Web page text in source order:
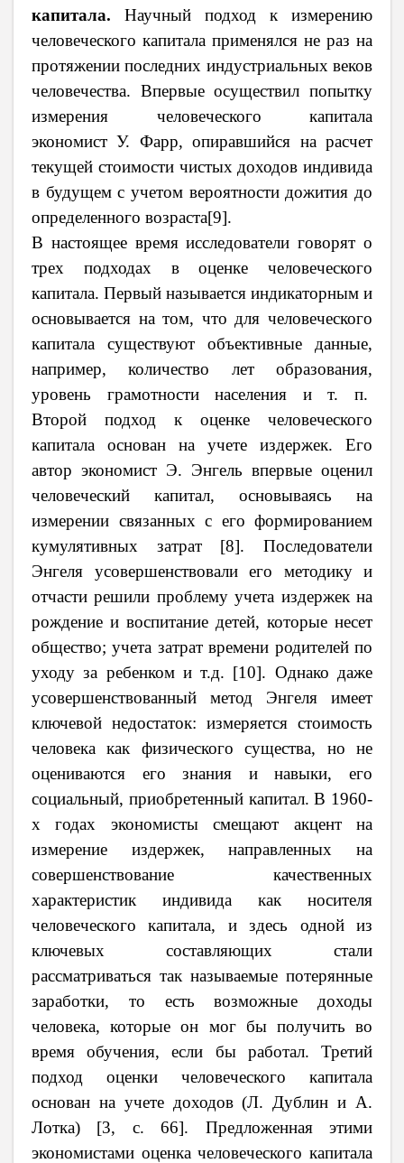
капитала. Научный подход к измерению
человеческого капитала применялся не раз на
протяжении последних индустриальных веков
человечества. Впервые осуществил попытку
измерения человеческого капитала
экономист У. Фарр, опиравшийся на расчет
текущей стоимости чистых доходов индивида
в будущем с учетом вероятности дожития до
определенного возраста[9].
В настоящее время исследователи говорят о
трех подходах в оценке человеческого
капитала. Первый называется индикаторным и
основывается на том, что для человеческого
капитала существуют объективные данные,
например, количество лет образования,
уровень грамотности населения и т. п.
Второй подход к оценке человеческого
капитала основан на учете издержек. Его
автор экономист Э. Энгель впервые оценил
человеческий капитал, основываясь на
измерении связанных с его формированием
кумулятивных затрат [8]. Последователи
Энгеля усовершенствовали его методику и
отчасти решили проблему учета издержек на
рождение и воспитание детей, которые несет
общество; учета затрат времени родителей по
уходу за ребенком и т.д. [10]. Однако даже
усовершенствованный метод Энгеля имеет
ключевой недостаток: измеряется стоимость
человека как физического существа, но не
оцениваются его знания и навыки, его
социальный, приобретенный капитал. В 1960-
х годах экономисты смещают акцент на
измерение издержек, направленных на
совершенствование качественных
характеристик индивида как носителя
человеческого капитала, и здесь одной из
ключевых составляющих стали
рассматриваться так называемые потерянные
заработки, то есть возможные доходы
человека, которые он мог бы получить во
время обучения, если бы работал. Третий
подход оценки человеческого капитала
основан на учете доходов (Л. Дублин и А.
Лотка) [3, с. 66]. Предложенная этими
экономистами оценка человеческого капитала